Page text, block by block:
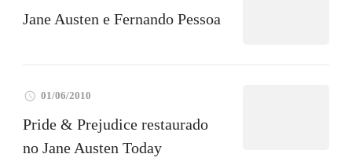
Jane Austen e Fernando Pessoa
01/06/2010
Pride & Prejudice restaurado
no Jane Austen Today